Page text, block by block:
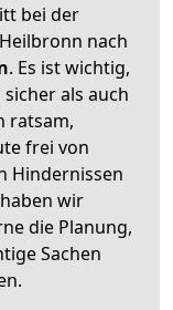
bei der
nach
. Es ist wichtig,
als auch
ratsam,
frei von
Hindernissen
wir
die Planung,
Sachen